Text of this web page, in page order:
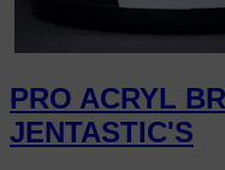
PRO ACRYL
JENTASTIC'S